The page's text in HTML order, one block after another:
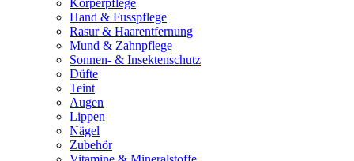
Körperpflege
Hand & Fusspflege
Rasur & Haarentfernung
Mund & Zahnpflege
Sonnen- & Insektenschutz
Düfte
Teint
Augen
Lippen
Nägel
Zubehör